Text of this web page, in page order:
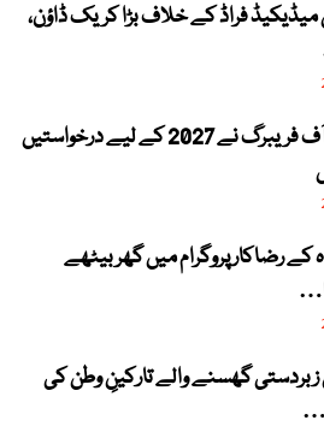
میڈیکیڈ فراڈ کے خلاف بڑا کریک ڈاؤن،
یونیورسٹی آف فریبرگ نے 2027 کے لیے درخواستیں
کے رضاکار پروگرام میں گھر بیٹھے
گھسنے والے تارکینِ وطن کی